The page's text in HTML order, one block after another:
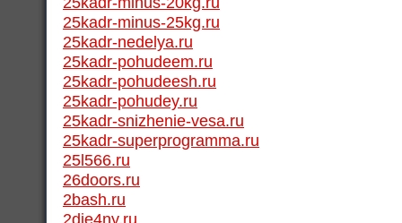
25kadr-minus-25kg.ru
25kadr-nedelya.ru
25kadr-pohudeem.ru
25kadr-pohudeesh.ru
25kadr-pohudey.ru
25kadr-snizhenie-vesa.ru
25kadr-superprogramma.ru
25l566.ru
26doors.ru
2bash.ru
2die4ny.ru